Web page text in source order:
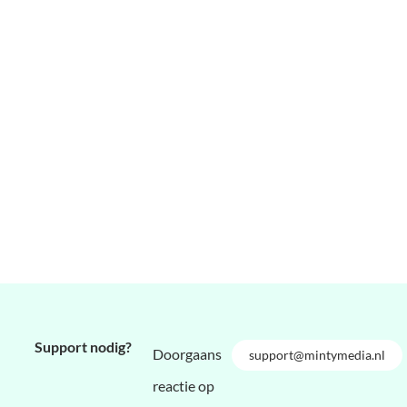
Support nodig?
Doorgaans
reactie op
support@mintymedia.nl